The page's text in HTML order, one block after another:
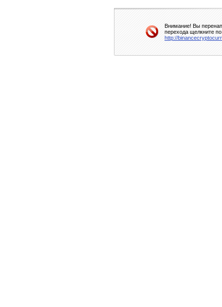
Внимание! Вы
перехода щелкните
http://